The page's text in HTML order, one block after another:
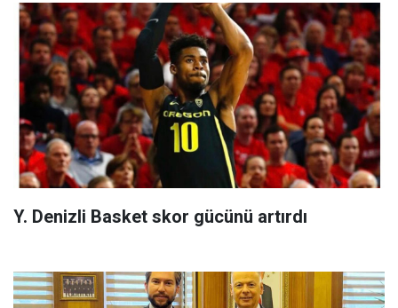
Y. Denizli Basket skor gücünü artırdı